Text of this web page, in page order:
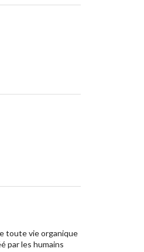
toute vie organique
par les humains